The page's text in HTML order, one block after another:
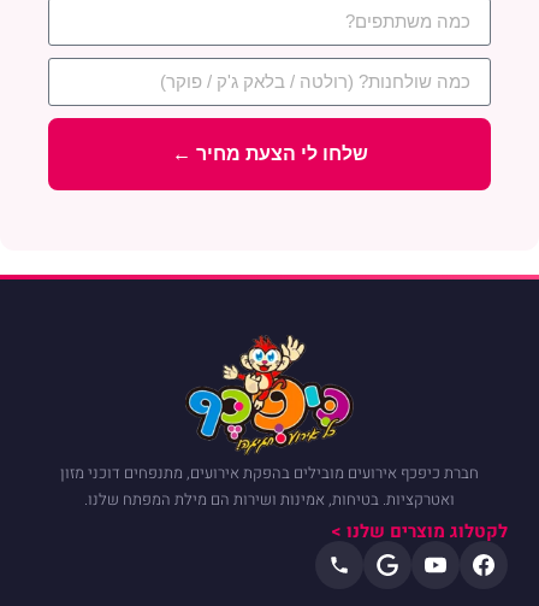
שלחו לי הצעת מחיר ←
חברת כיפכף אירועים מובילים בהפקת אירועים, מתנפחים דוכני מזון
ואטרקציות. בטיחות, אמינות ושירות הם מילת המפתח שלנו.
לקטלוג מוצרים שלנו >